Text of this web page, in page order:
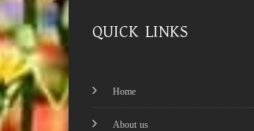
QUICK LINKS
Home
About us